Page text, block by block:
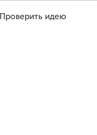
Проверить идею